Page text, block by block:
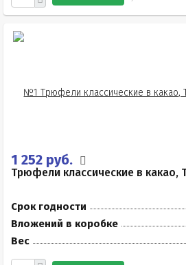
1 252 руб.
Трюфели классические в какао,
Срок годности
Вложений в коробке
Вес